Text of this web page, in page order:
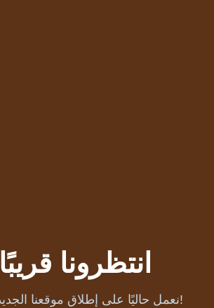
🚀 انتظرونا قريبًا
نعمل حاليًا على إطلاق موقعنا الجديد، تابعونا قريبًا!